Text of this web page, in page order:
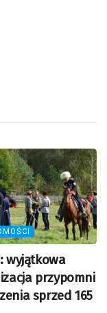
wyjątkowa
przypomni
sprzed 165